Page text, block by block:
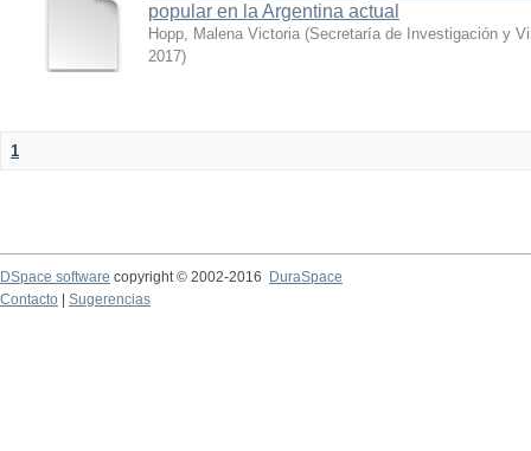
popular en la Argentina actual
Hopp, Malena Victoria (Secretaría de Investigación y
2017)
1
DSpace software copyright © 2002-2016
DuraSpace
Contacto
Sugerencias